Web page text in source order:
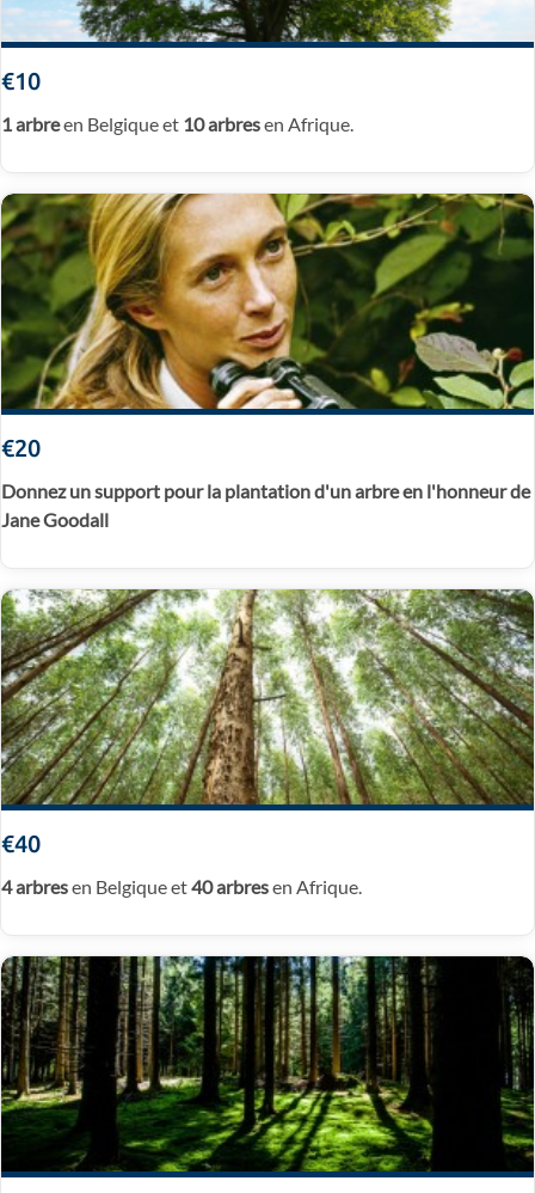
€10
1 arbreen Belgique et 10 arbresen Afrique.
€20
Donnez un support pour la plantation d'un arbre en l'honneur de
Jane Goodall
€40
4 arbresen Belgique et40 arbresen Afrique.